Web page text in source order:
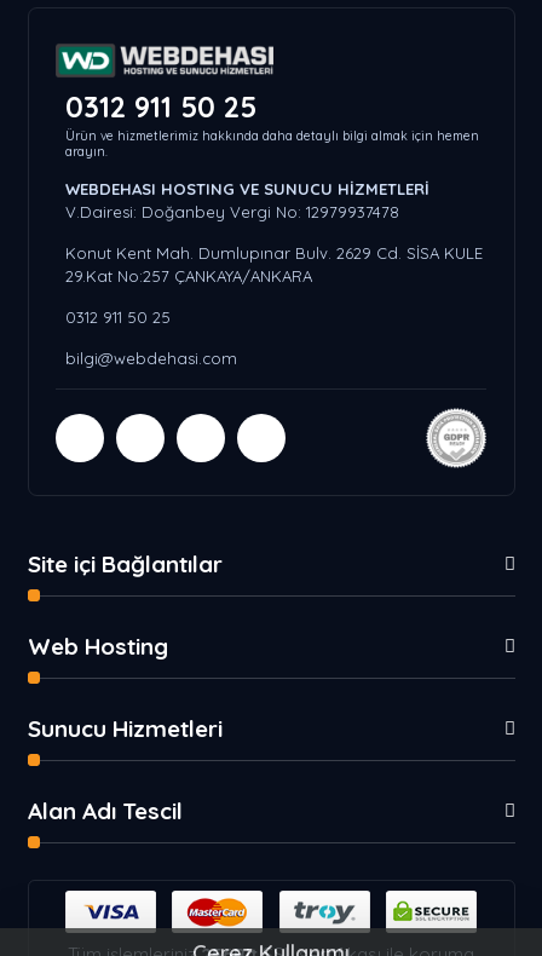
0312 911 50 25
Ürün ve hizmetlerimiz hakkında daha detaylı bilgi almak için hemen
arayın.
WEBDEHASI HOSTING VE SUNUCU HİZMETLERİ
V.Dairesi: Doğanbey Vergi No: 12979937478
Konut Kent Mah. Dumlupınar Bulv. 2629 Cd. SİSA KULE
29.Kat No:257 ÇANKAYA/ANKARA
0312 911 50 25
bilgi@webdehasi.com
Site içi Bağlantılar
Web Hosting
Sunucu Hizmetleri
Alan Adı Tescil